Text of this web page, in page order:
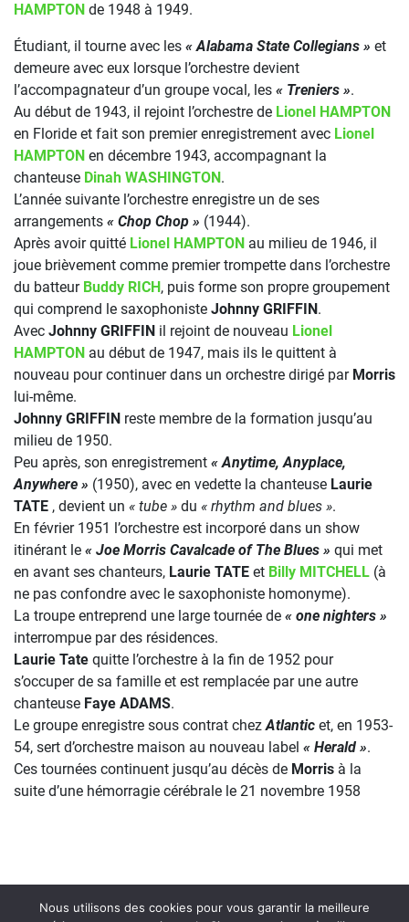
HAMPTON de 1948 à 1949.
Étudiant, il tourne avec les « Alabama State Collegians » et
demeure avec eux lorsque l’orchestre devient
l’accompagnateur d’un groupe vocal, les « Treniers ».
Au début de 1943, il rejoint l’orchestre de Lionel HAMPTON
en Floride et fait son premier enregistrement avec Lionel
HAMPTON en décembre 1943, accompagnant la
chanteuse Dinah WASHINGTON .
L’année suivante l’orchestre enregistre un de ses
arrangements « Chop Chop » (1944).
Après avoir quitté Lionel HAMPTON au milieu de 1946, il
joue brièvement comme premier trompette dans l’orchestre
du batteur Buddy RICH , puis forme son propre groupement
qui comprend le saxophoniste Johnny GRIFFIN .
Avec Johnny GRIFFIN il rejoint de nouveau Lionel
HAMPTON au début de 1947, mais ils le quittent à
nouveau pour continuer dans un orchestre dirigé par Morris
lui-même.
Johnny GRIFFIN reste membre de la formation jusqu’au
milieu de 1950.
Peu après, son enregistrement « Anytime, Anyplace,
Anywhere » (1950), avec en vedette la chanteuse Laurie
TATE , devient un « tube » du « rhythm and blues ».
En février 1951 l’orchestre est incorporé dans un show
itinérant le « Joe Morris Cavalcade of The Blues » qui met
en avant ses chanteurs, Laurie TATE et Billy MITCHELL (à
ne pas confondre avec le saxophoniste homonyme).
La troupe entreprend une large tournée de « one nighters »
interrompue par des résidences.
Laurie Tate quitte l’orchestre à la fin de 1952 pour
s’occuper de sa famille et est remplacée par une autre
chanteuse Faye ADAMS.
Le groupe enregistre sous contrat chezAtlantic et, en 1953-
54, sert d’orchestre maison au nouveau label « Herald ».
Ces tournées continuent jusqu’au décès de Morris à la
suite d’une hémorragie cérébrale le 21 novembre 1958
Nous utilisons des cookies pour vous garantir la meilleure